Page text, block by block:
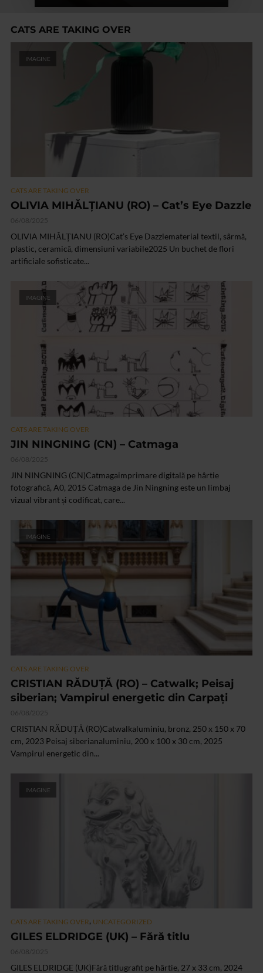
CATS ARE TAKING OVER
IMAGINE
CATS ARE TAKING OVER
OLIVIA MIHĂLȚIANU (RO) – Cat’s Eye Dazzle
06/08/2025
OLIVIA MIHĂLȚIANU (RO)Cat’s Eye Dazzlematerial textil, sârmă,
plastic, ceramică, dimensiuni variabile2025 Un buchet de flori
artificiale sofisticate...
IMAGINE
CATS ARE TAKING OVER
JIN NINGNING (CN) – Catmaga
06/08/2025
JIN NINGNING (CN)Catmagaimprimare digitală pe hârtie
fotografică, A0, 2015 Catmaga de Jin Ningning este un limbaj
vizual vibrant și codificat, care...
IMAGINE
CATS ARE TAKING OVER
CRISTIAN RĂDUȚĂ (RO) – Catwalk; Peisaj
siberian; Vampirul energetic din Carpați
06/08/2025
CRISTIAN RĂDUȚĂ (RO)Catwalkaluminiu, bronz, 250 x 150 x 70
cm, 2023 Peisaj siberianaluminiu, 200 x 100 x 30 cm, 2025
Vampirul energetic din...
IMAGINE
CATS ARE TAKING OVER, UNCATEGORIZED
GILES ELDRIDGE (UK) – Fără titlu
06/08/2025
GILES ELDRIDGE (UK)Fără titlugrafit pe hârtie, 27 x 33 cm, 2024